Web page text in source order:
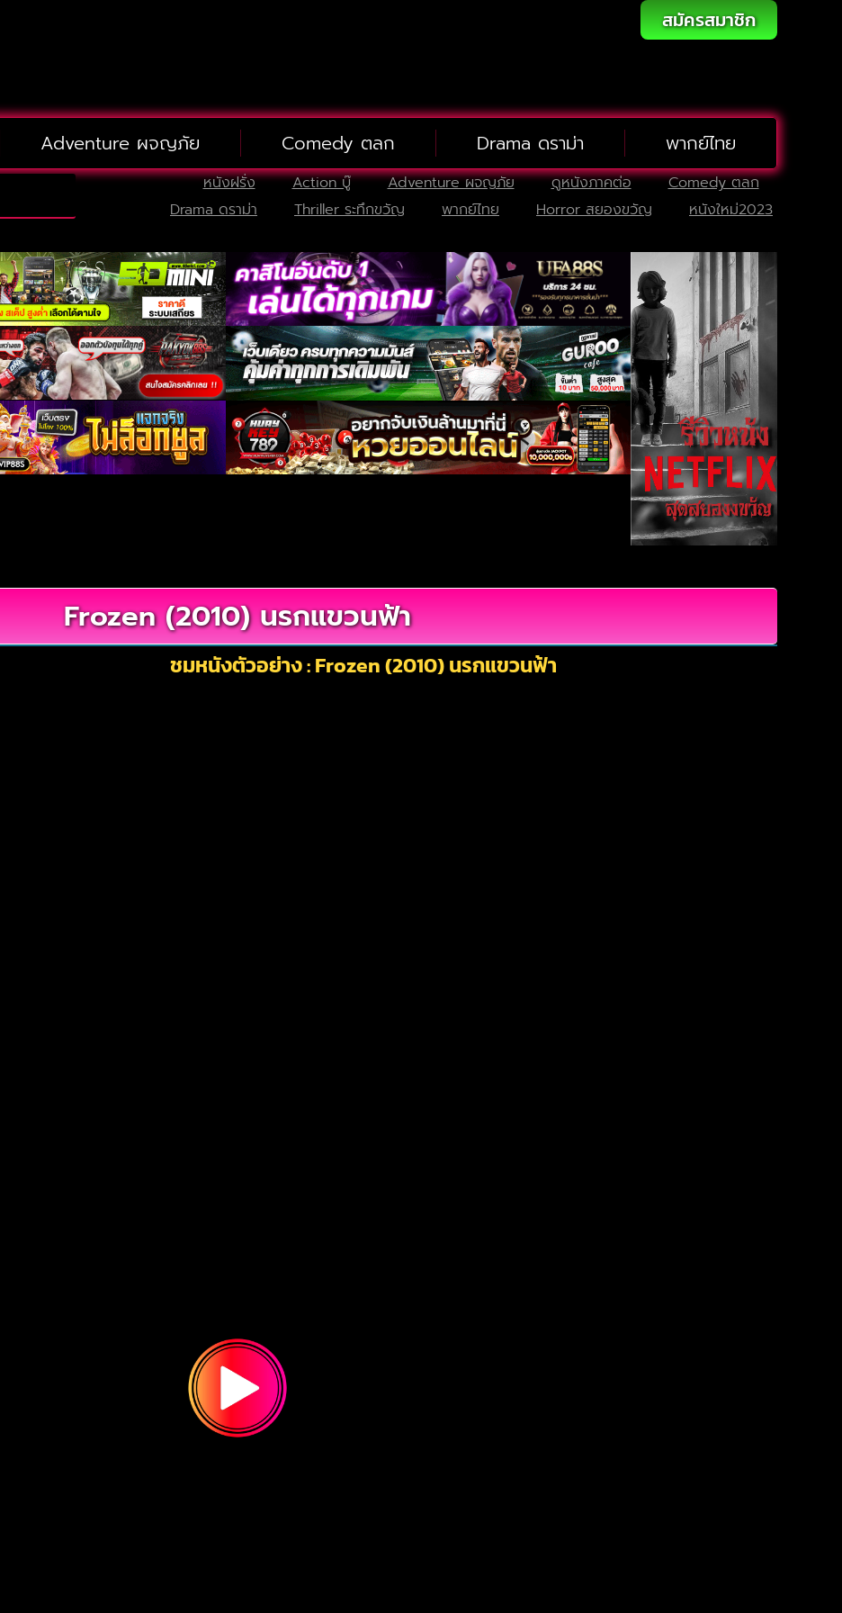
สมัครสมาชิก
Adventure ผจญภัย Comedy ตลก Drama ดราม่า พากย์ไทย
หนังฝรั่ง Action บู๊ Adventure ผจญภัย ดูหนังภาคต่อ
Comedy ตลก
Drama ดราม่า
Thriller ระทึกขวัญ พากย์ไทย Horror สยองขวัญ หนังใหม่2023
Frozen (2010) นรกแขวนฟ้า
ชมหนังตัวอย่าง : Frozen (2010) นรกแขวนฟ้า